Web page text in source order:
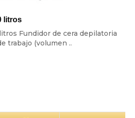
litros
Fundidor de cera depilatoria
trabajo (volumen ..